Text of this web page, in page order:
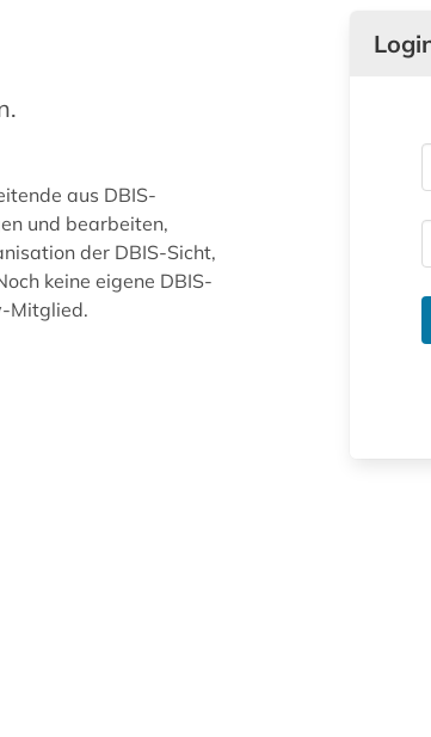
aus DBIS-
und bearbeiten,
der DBIS-Sicht,
keine eigene DBIS-
Mitglied.